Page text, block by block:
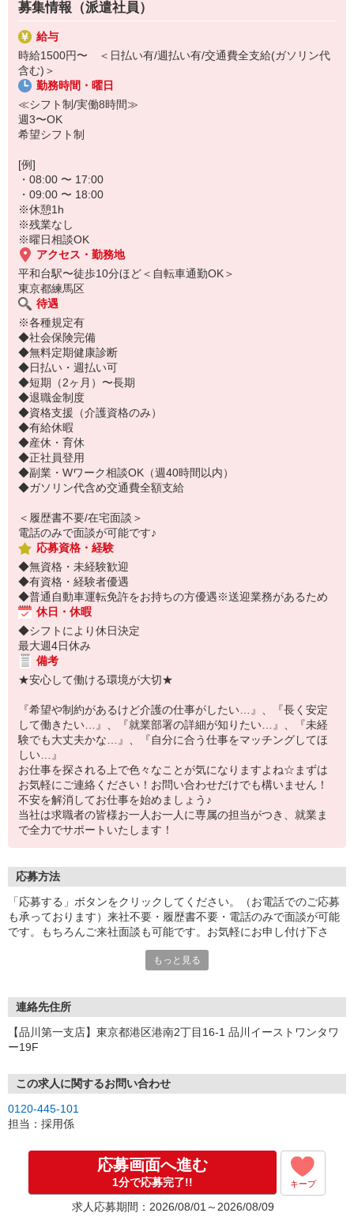
＼おすすめPOINT／
充実したサポート体制
入社後は先輩スタッフが丁寧に業務をお伝え◎
⇒未経験の方でも安心してスタートできます。
お仕事内容▼
・軽作業の見守り
・日常のコミュニケーション
・必要に応じた生活介助 など
募集情報（派遣社員）
給与
時給1500円〜 ＜日払い有/週払い有/交通費全支給(ガソリン代
含む)＞
勤務時間・曜日
≪シフト制/実働8時間≫
週3〜OK
希望シフト制
[例]
・08:00 〜 17:00
・09:00 〜 18:00
※休憩1h
※残業なし
※曜日相談OK
アクセス・勤務地
平和台駅〜徒歩10分ほど＜自転車通勤OK＞
東京都練馬区
待遇
※各種規定有
◆社会保険完備
◆無料定期健康診断
◆日払い・週払い可
◆短期（2ヶ月）〜長期
◆退職金制度
◆資格支援（介護資格のみ）
◆有給休暇
◆産休・育休
◆正社員登用
◆副業・Wワーク相談OK（週40時間以内）
◆ガソリン代含め交通費全額支給
＜履歴書不要/在宅面談＞
電話のみで面談が可能です♪
応募資格・経験
◆無資格・未経験歓迎
◆有資格・経験者優遇
◆普通自動車運転免許をお持ちの方優遇※送迎業務があるため
休日・休暇
◆シフトにより休日決定
最大週4日休み
備考
★安心して働ける環境が大切★
『希望や制約があるけど介護の仕事がしたい…』、『長く安定
して働きたい…』、『就業部署の詳細が知りたい…』、『未経
験でも大丈夫かな…』、『自分に合う仕事をマッチングしてほ
しい…』
お仕事を探される上で色々なことが気になりますよね☆まずは
お気軽にご連絡ください！お問い合わせだけでも構いません！
不安を解消してお仕事を始めましょう♪
当社は求職者の皆様お一人お一人に専属の担当がつき、就業ま
で全力でサポートいたします！
応募方法
「応募する」ボタンをクリックしてください。（お電話でのご応募
も承っております）来社不要・履歴書不要・電話のみで面談が可能
です。もちろんご来社面談も可能です。お気軽にお申し付け下さ
もっと見る
連絡先住所
【品川第一支店】東京都港区港南2丁目16-1 品川イーストワンタワ
ー19F
この求人に関するお問い合わせ
0120-445-101
担当：採用係
応募画面へ進む
1分で応募完了!! キープ
求人応募期間：2026/08/01～2026/08/09